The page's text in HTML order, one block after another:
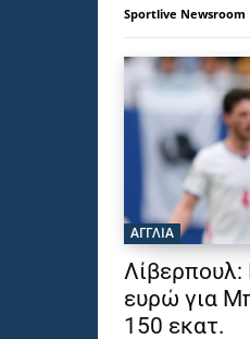
Sportlive Newsroom
ΑΓΓΛΙΑ
ευρώ για
150 εκατ.